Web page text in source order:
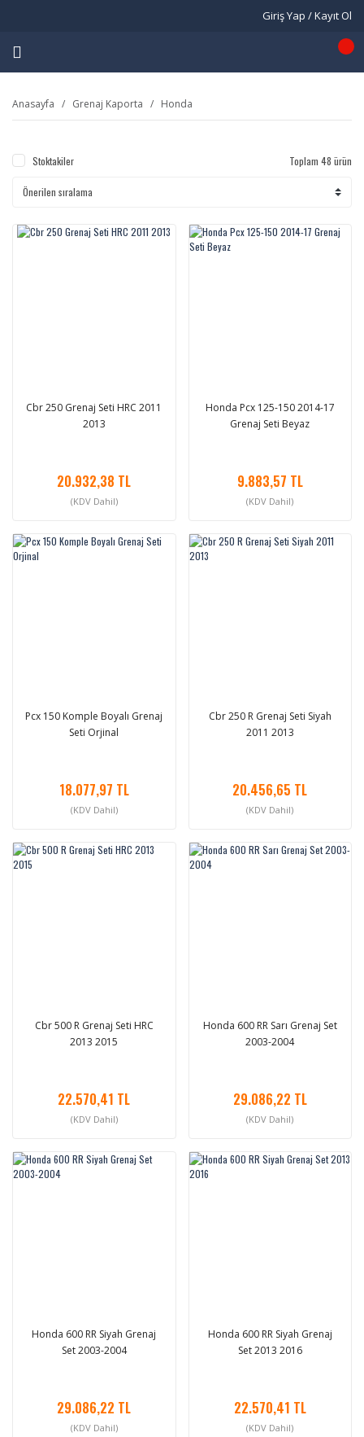
Giriş Yap / Kayıt Ol
Anasayfa Grenaj Kaporta Honda
Stoktakiler Toplam 48 ürün
Cbr 250 Grenaj Seti HRC 2011
2013
20.932,38 TL
(KDV Dahil)
Honda Pcx 125-150 2014-17
Grenaj Seti Beyaz
9.883,57 TL
(KDV Dahil)
Pcx 150 Komple Boyalı Grenaj
Seti Orjinal
18.077,97 TL
(KDV Dahil)
Cbr 250 R Grenaj Seti Siyah
2011 2013
20.456,65 TL
(KDV Dahil)
Cbr 500 R Grenaj Seti HRC
2013 2015
22.570,41 TL
(KDV Dahil)
Honda 600 RR Sarı Grenaj Set
2003-2004
29.086,22 TL
(KDV Dahil)
Honda 600 RR Siyah Grenaj
Set 2003-2004
29.086,22 TL
(KDV Dahil)
Honda 600 RR Siyah Grenaj
Set 2013 2016
22.570,41 TL
(KDV Dahil)